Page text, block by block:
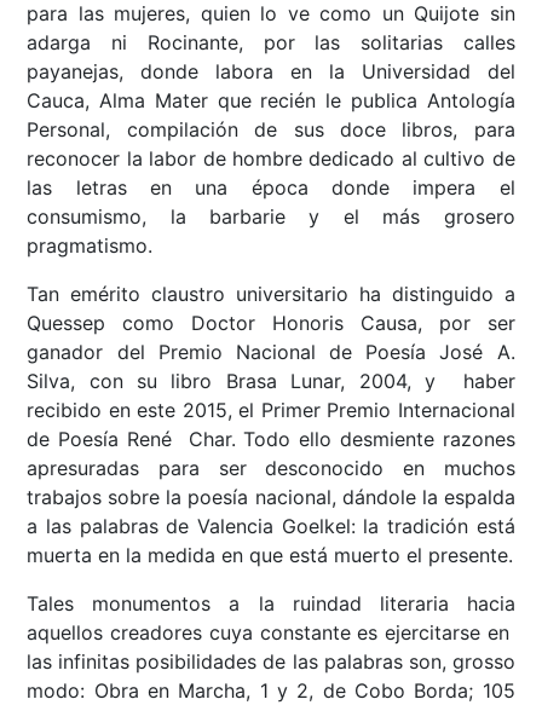
para las mujeres, quien lo ve como un Quijote sin
adarga ni Rocinante, por las solitarias calles
payanejas, donde labora en la Universidad del
Cauca, Alma Mater que recién le publica Antología
Personal, compilación de sus doce libros, para
reconocer la labor de hombre dedicado al cultivo de
las letras en una época donde impera el
consumismo, la barbarie y el más grosero
pragmatismo.
Tan emérito claustro universitario ha distinguido a
Quessep como Doctor Honoris Causa, por ser
ganador del Premio Nacional de Poesía José A.
Silva, con su libro Brasa Lunar, 2004, y haber
recibido en este 2015, el Primer Premio Internacional
de Poesía René Char. Todo ello desmiente razones
apresuradas para ser desconocido en muchos
trabajos sobre la poesía nacional, dándole la espalda
a las palabras de Valencia Goelkel: la tradición está
muerta en la medida en que está muerto el presente.
Tales monumentos a la ruindad literaria hacia
aquellos creadores cuya constante es ejercitarse en
las infinitas posibilidades de las palabras son, grosso
modo: Obra en Marcha, 1 y 2, de Cobo Borda; 105